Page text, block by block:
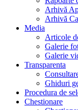
Arhivă
Arhivă
Media
Articole
Galerie
Galerie
Transparenta
Ghiduri
Procedura de
Chestionare